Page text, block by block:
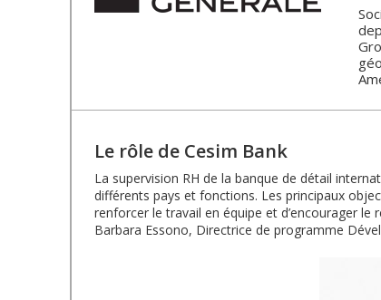
Le rôle de Cesim Bank
La supervision RH de la banque de détail
différents pays et fonctions. Les principaux
renforcer le travail en équipe et d’encourager le
Barbara Essono, Directrice de programme